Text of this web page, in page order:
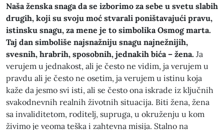
Naša ženska snaga da se izborimo za sebe u svetu slabih
drugih, koji su svoju moć stvarali poništavajući pravu,
istinsku snagu, za mene je to simbolika Osmog marta.
Taj dan simboliše najsnažniju snagu najnežnijih,
svesnih, hrabrih, sposobnih, jednakih bića – žena. Ja
verujem u jednakost, ali je često ne vidim, ja verujem u
pravdu ali je često ne osetim, ja verujem u istinu koja
kaže da jesmo svi isti, ali se često ona iskrade iz ključnih
svakodnevnih realnih životnih situacija. Biti žena, žena
sa invaliditetom, roditelj, supruga, u okruženju u kom
živimo je veoma teška i zahtevna misija. Stalno na